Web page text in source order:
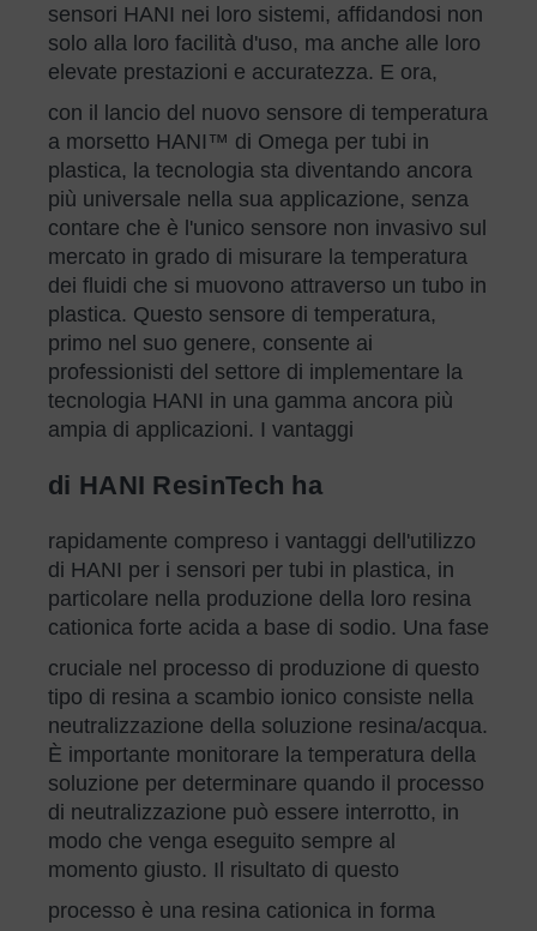
sensori HANI nei loro sistemi, affidandosi non
solo alla loro facilità d'uso, ma anche alle loro
elevate prestazioni e accuratezza. E ora,
con il lancio del nuovo sensore di temperatura
a morsetto HANI™ di Omega per tubi in
plastica, la tecnologia sta diventando ancora
più universale nella sua applicazione, senza
contare che è l'unico sensore non invasivo sul
mercato in grado di misurare la temperatura
dei fluidi che si muovono attraverso un tubo in
plastica. Questo sensore di temperatura,
primo nel suo genere, consente ai
professionisti del settore di implementare la
tecnologia HANI in una gamma ancora più
ampia di applicazioni. I vantaggi
di HANI ResinTech ha
rapidamente compreso i vantaggi dell'utilizzo
di HANI per i sensori per tubi in plastica, in
particolare nella produzione della loro resina
cationica forte acida a base di sodio. Una fase
cruciale nel processo di produzione di questo
tipo di resina a scambio ionico consiste nella
neutralizzazione della soluzione resina/acqua.
È importante monitorare la temperatura della
soluzione per determinare quando il processo
di neutralizzazione può essere interrotto, in
modo che venga eseguito sempre al
momento giusto. Il risultato di questo
processo è una resina cationica in forma